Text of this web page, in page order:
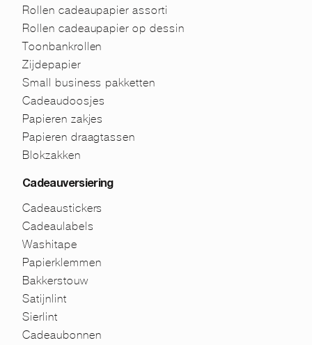
Rollen cadeaupapier assorti
Rollen cadeaupapier op dessin
Toonbankrollen
Zijdepapier
Small business pakketten
Cadeaudoosjes
Papieren zakjes
Papieren draagtassen
Blokzakken
Cadeauversiering
Cadeaustickers
Cadeaulabels
Washitape
Papierklemmen
Bakkerstouw
Satijnlint
Sierlint
Cadeaubonnen